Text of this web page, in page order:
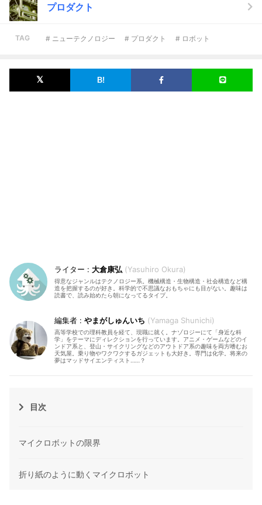
プロダクト
TAG # ニューテクノロジー # プロダクト # ロボット
大倉康弘 Yasuhiro Okura
得意なジャンルはテクノロジー系。機械構造・生物構造・社会構造など構
造を把握するのが好き。科学的で不思議なおもちゃにも目がない。趣味は
読書で、読み始めたら朝になってるタイプ。
やまがしゅんいち Yamaga Shunichi
高等学校での理科教員を経て、現職に就く。ナゾロジーにて「身近な科
学」をテーマにディレクションを行っています。アニメ・ゲームなどのイ
ンドア系と、登山・サイクリングなどのアウトドア系の趣味を両方嗜むお
天気屋。乗り物やワクワクするガジェットも大好き。専門は化学。将来の
夢はマッドサイエンティスト……？
目次
マイクロボットの限界
折り紙のように動くマイクロボット